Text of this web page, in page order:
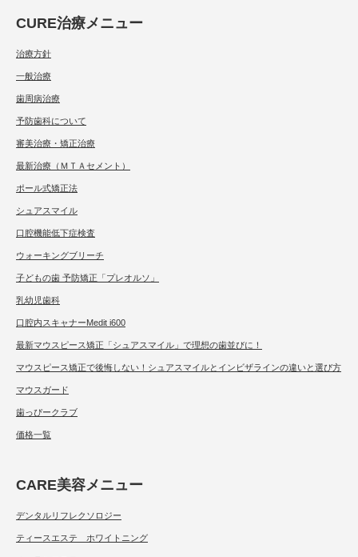
CURE治療メニュー
治療方針
一般治療
歯周病治療
予防歯科について
審美治療・矯正治療
最新治療（ＭＴＡセメント）
ポール式矯正法
シュアスマイル
口腔機能低下症検査
ウォーキングブリーチ
子どもの歯 予防矯正「プレオルソ」
乳幼児歯科
口腔内スキャナーMedit i600
最新マウスピース矯正「シュアスマイル」で理想の歯並びに！
マウスピース矯正で後悔しない！シュアスマイルとインビザラインの違いと選び方
マウスガード
歯っぴークラブ
価格一覧
CARE美容メニュー
デンタルリフレクソロジー
ティースエステ ホワイトニング